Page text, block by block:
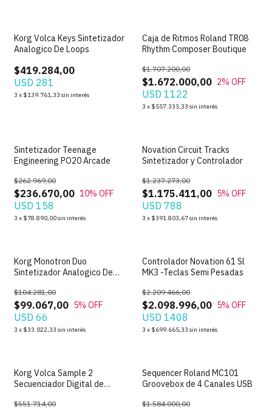
Korg Volca Keys Sintetizador
Analogico De Loops
$419.284,00
USD 281
3 x $139.761,33 sin interés
Caja de Ritmos Roland TR08
Rhythm Composer Boutique
$1.672.000,00
$1.707.200,00
2% OFF
USD 1122
3 x $557.333,33 sin interés
Sintetizador Teenage
Engineering PO20 Arcade
$236.670,00
$262.969,00
10% OFF
USD 158
3 x $78.890,00sin interés
SIN STOCK
Novation Circuit Tracks
Sintetizador y Controlador
$1.175.411,00
$1.237.273,00
5% OFF
USD 788
3 x $391.803,67sin interés
SIN STOCK
Korg Monotron Duo
Sintetizador Analogico De
$99.067,00
$104.281,00
5% OFF
USD 66
3 x $33.022,33 sin interés
SIN STOCK
Controlador Novation 61 Sl
MK3 -Teclas Semi Pesadas
$2.098.996,00
$2.209.466,00
5% OFF
USD 1408
3 x $699.665,33 sin interés
SIN STOCK
Korg Volca Sample 2
Secuenciador Digital de
$551.714,00
Sequencer Roland MC101
Groovebox de 4 Canales USB
$1.584.000,00